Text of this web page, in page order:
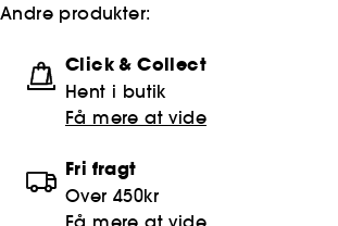
Andre produkter:
Click & Collect
Hent i butik
Få mere at vide
Fri fragt
Over 450kr
Få mere at vide